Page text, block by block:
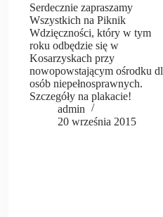
Serdecznie zapraszamy
Wszystkich na Piknik
Wdzięczności, który w tym
roku odbędzie się w
Kosarzyskach przy
nowopowstającym ośrodku
osób niepełnosprawnych.
Szczegóły na plakacie!
admin
20 września 2015